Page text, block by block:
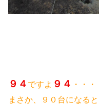
９４ ですよ ９４ ・・・
まさか、９０台になる